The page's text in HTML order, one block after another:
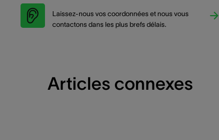
Laissez-nous vos coordonnées et nous vous
contactons dans les plus brefs délais.
Articles connexes